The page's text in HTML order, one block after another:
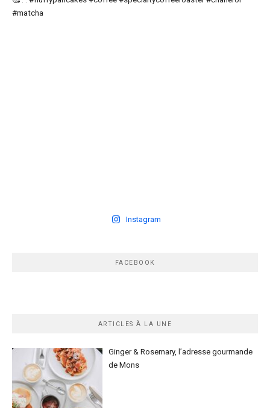
Instagram
FACEBOOK
ARTICLES À LA UNE
Ginger & Rosemary, l’adresse gourmande
de Mons